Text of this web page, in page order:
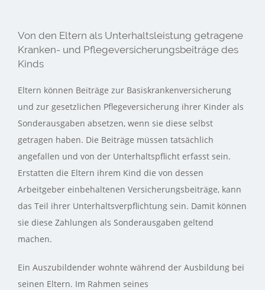
Von den Eltern als Unterhaltsleistung getragene
Kranken- und Pflegeversicherungsbeiträge des
Kinds
Eltern können Beiträge zur Basiskrankenversicherung
und zur gesetzlichen Pflegeversicherung ihrer Kinder als
Sonderausgaben absetzen, wenn sie diese selbst
getragen haben. Die Beiträge müssen tatsächlich
angefallen und von der Unterhaltspflicht erfasst sein.
Erstatten die Eltern ihrem Kind die von dessen
Arbeitgeber einbehaltenen Versicherungsbeiträge, kann
das Teil ihrer Unterhaltsverpflichtung sein. Damit können
sie diese Zahlungen als Sonderausgaben geltend
machen.
Ein Auszubildender wohnte während der Ausbildung bei
seinen Eltern. Im Rahmen seines